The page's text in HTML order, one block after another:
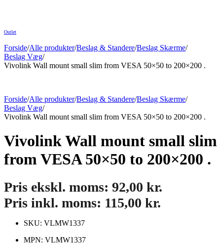
Outlet
Forside/Alle produkter/Beslag & Standere/Beslag Skærme/
Beslag Væg/
Vivolink Wall mount small slim from VESA 50×50 to 200×200 .
Forside/Alle produkter/Beslag & Standere/Beslag Skærme/
Beslag Væg/
Vivolink Wall mount small slim from VESA 50×50 to 200×200 .
Vivolink Wall mount small slim
from VESA 50×50 to 200×200 .
Pris ekskl. moms: 92,00 kr.
Pris inkl. moms: 115,00 kr.
SKU: VLMW1337
MPN: VLMW1337